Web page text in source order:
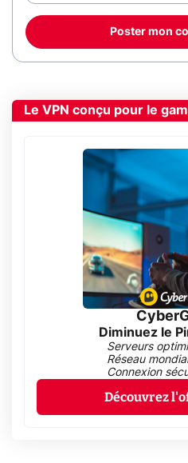
Poster mon
Le VPN conçu pour le
Diminuez le
Serveurs
Réseau
Connexion
Découvrez